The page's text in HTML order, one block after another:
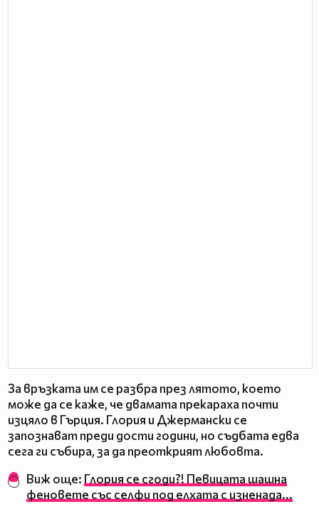
За връзката им се разбра през лятото, което
може да се каже, че двамата прекараха почти
изцяло в Гърция. Глория и Джермански се
запознават преди дости години, но съдбата едва
сега ги събира, за да преоткрият любовта.
Виж още: Глория се сгоди?! Певицата шашна
феновете със селфи под елхата с изненада...